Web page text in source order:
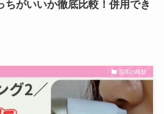
ちがいいか徹底比較！併用でき
脱毛の種類